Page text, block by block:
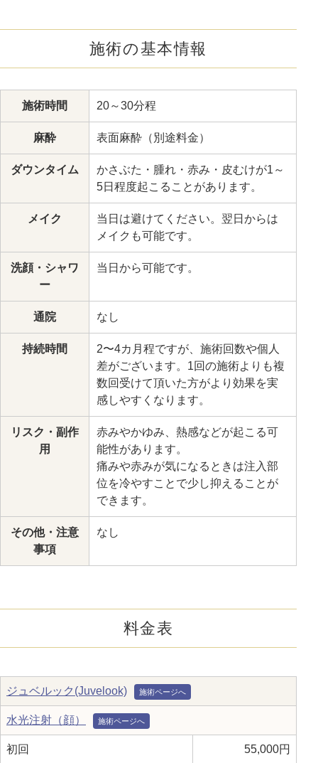
施術の基本情報
施術時間 20～30分程
麻酔 表面麻酔（別途料金）
ダウンタイム
かさぶた・腫れ・赤み・皮むけが1～
5日程度起こることがあります。
メイク
当日は避けてください。翌日からは
メイクも可能です。
洗顔・シャワ
ー
当日から可能です。
通院 なし
持続時間
2〜4カ月程ですが、施術回数や個人
差がございます。1回の施術よりも複
数回受けて頂いた方がより効果を実
感しやすくなります。
リスク・副作
用
赤みやかゆみ、熱感などが起こる可
能性があります。
痛みや赤みが気になるときは注入部
位を冷やすことで少し抑えることが
できます。
その他・注意
事項
なし
料金表
ジュベルック(Juvelook)
水光注射（顔）
初回 55,000円